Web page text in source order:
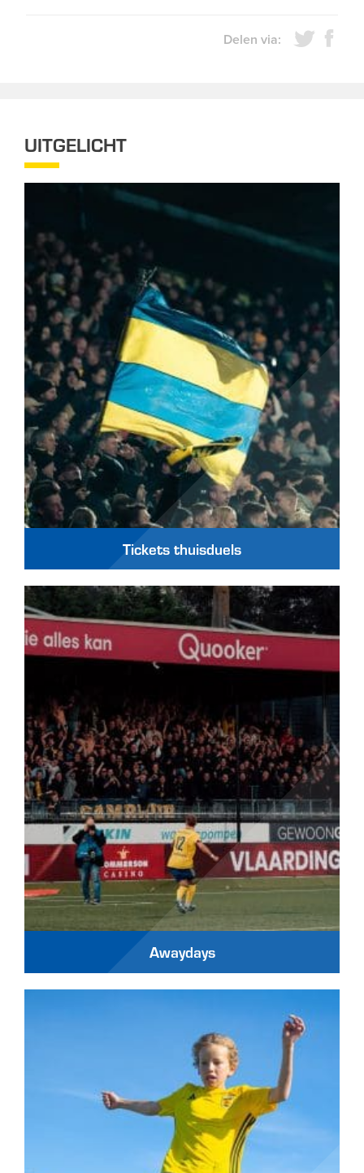
Delen via:
UITGELICHT
Tickets thuisduels
Awaydays